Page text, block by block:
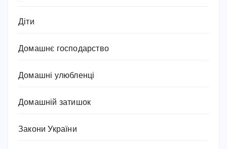
Діти
Домашнє господарство
Домашні улюбленці
Домашній затишок
Закони України